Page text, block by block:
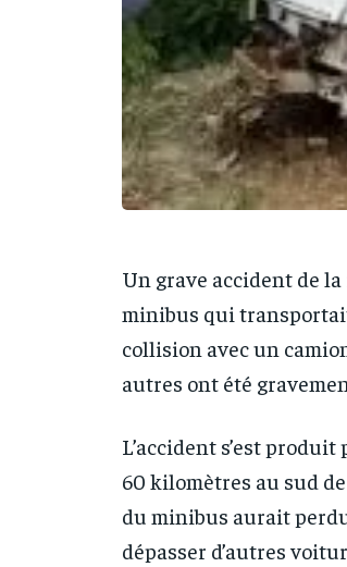
Un grave accident de
minibus qui
collision avec un
autres ont été
L’accident s’est
60 kilomètres au sud
du minibus aurait
dépasser d’autres